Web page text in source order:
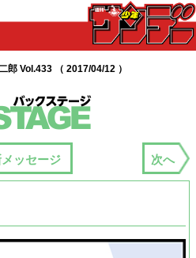
WEBサンデー
Vol.433 （ 2017/04/12 ）
ッセージ 次へ